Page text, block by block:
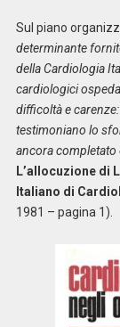
Sul piano
determinante
della Cardiologia
cardiologici
difficoltà e
testimoniano lo
ancora completato
L’allocuzione di
Italiano di
1981 – pagina 1).